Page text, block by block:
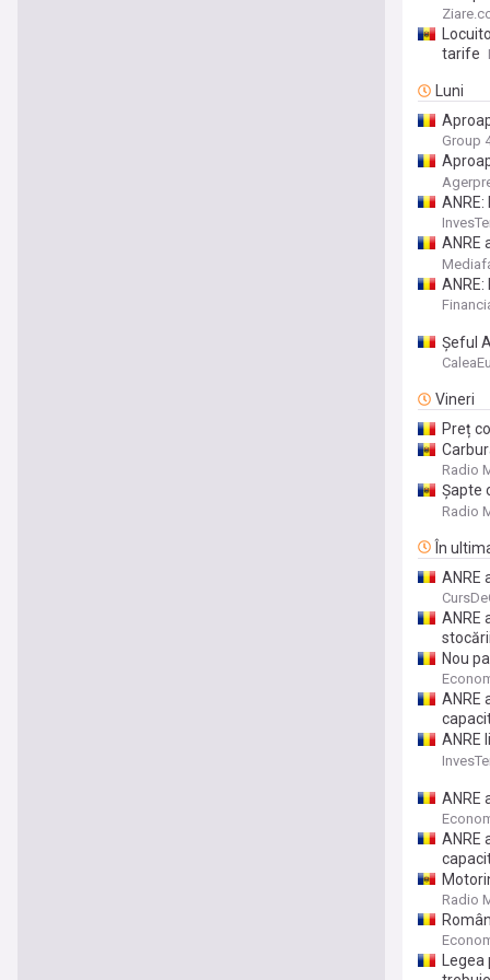
poată
de
tarife
Luni
Group
ANRE
Șeful
Vineri
Preț
Radio
Șapte
decât
Radio
În
ANRE
ANRE
Nou
ANRE
ANRE
ANRE
ANRE
Radio
noi